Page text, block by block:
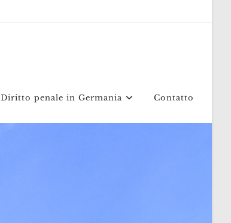
Diritto penale in Germania Contatto